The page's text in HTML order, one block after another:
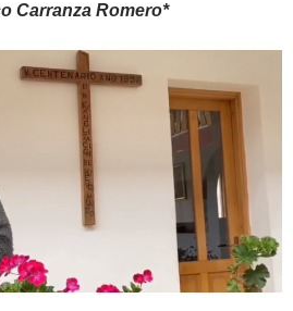
Carranza Romero*